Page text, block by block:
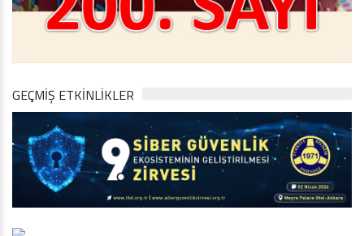
GEÇMİŞ ETKİNLİKLER